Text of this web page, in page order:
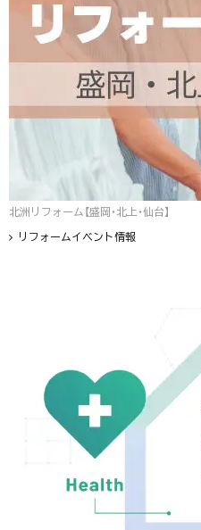
北洲リフォーム【盛岡・北上・仙台】
リフォームイベント情報